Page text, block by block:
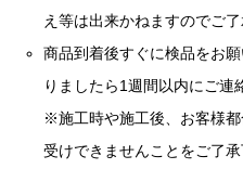
え等は出来かねますのでご了
商品到着後すぐに検品をお
りましたら1週間以内にご連
※施工時や施工後、お客様
受けできませんことをご了承